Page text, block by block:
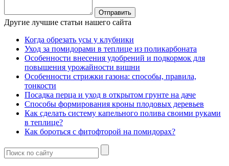
Другие лучшие статьи нашего сайта
Когда обрезать усы у клубники
Уход за помидорами в теплице из поликарбоната
Особенности внесения удобрений и подкормок для
повышения урожайности вишни
Особенности стрижки газона: способы, правила,
тонкости
Посадка перца и уход в открытом грунте на даче
Способы формирования кроны плодовых деревьев
Как сделать систему капельного полива своими руками
в теплице?
Как бороться с фитофторой на помидорах?